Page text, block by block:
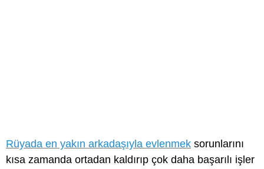
Rüyada en yakın arkadaşıyla evlenmek sorunlarını
kısa zamanda ortadan kaldırıp çok daha başarılı işler